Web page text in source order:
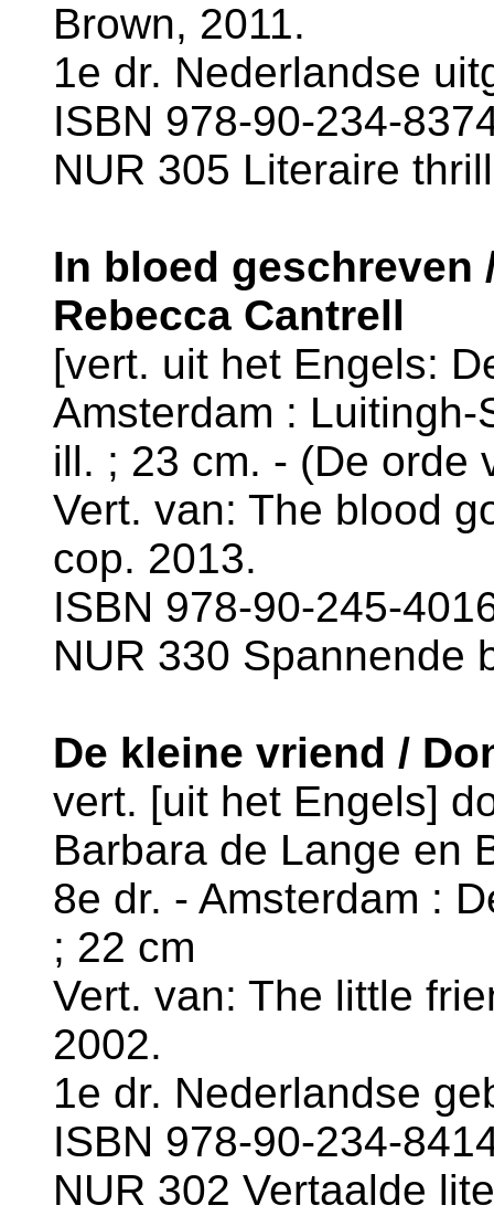
Brown, 2011.
1e dr. Nederlandse
ISBN 978-90-234-
NUR 305 Literaire
In bloed geschreven
Rebecca Cantrell
[vert. uit het Engels:
Amsterdam :
ill. ; 23 cm. - (De orde
Vert. van: The blood
cop. 2013.
ISBN 978-90-245-
NUR 330 Spannende
De kleine vriend /
vert. [uit het Engels]
Barbara de Lange en
8e dr. - Amsterdam :
; 22 cm
Vert. van: The little
2002.
1e dr. Nederlandse
ISBN 978-90-234-
NUR 302 Vertaalde